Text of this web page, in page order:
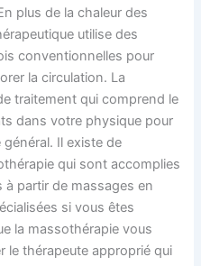
plus de la chaleur des
utilise des
conventionnelles pour
la circulation. La
traitement qui comprend le
dans votre physique pour
Il existe de
qui sont accomplies
partir de massages en
si vous êtes
la massothérapie vous
le thérapeute approprié qui